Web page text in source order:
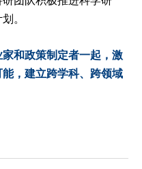
。
和政策制定者一起，激
，建立跨学科、跨领域